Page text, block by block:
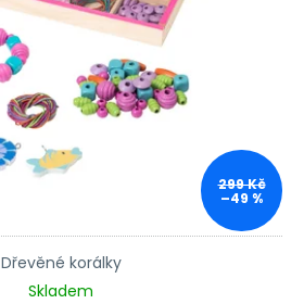
299 Kč
–49 %
Dřevěné korálky
Skladem